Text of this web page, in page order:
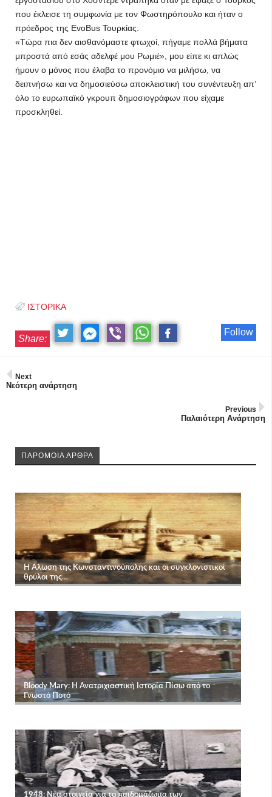
που έκλεισε τη συμφωνία με τον Φωστηρόπουλο και ήταν ο
πρόεδρος της EvoBus Τουρκίας.
«Τώρα πια δεν αισθανόμαστε φτωχοί, πήγαμε πολλά βήματα
μπροστά από εσάς αδελφέ μου Ρωμιέ», μου είπε κι απλώς
ήμουν ο μόνος που έλαβα το προνόμιο να μιλήσω, να
δειπνήσω και να δημοσιεύσω αποκλειστική του συνέντευξη απ’
όλο το ευρωπαϊκό γκρουπ δημοσιογράφων που είχαμε
προσκληθεί.
ΙΣΤΟΡΙΚΑ
Follow
Share:
Next
Νεότερη ανάρτηση
Previous
Παλαιότερη Ανάρτηση
ΠΑΡΟΜΟΙΑ ΑΡΘΡΑ